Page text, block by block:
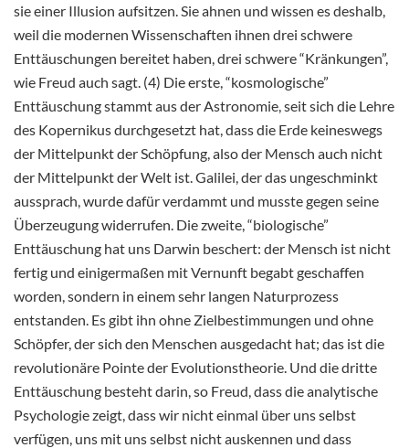
sie einer Illusion aufsitzen. Sie ahnen und wissen es deshalb,
weil die modernen Wissenschaften ihnen drei schwere
Enttäuschungen bereitet haben, drei schwere “Kränkungen”,
wie Freud auch sagt. (4) Die erste, “kosmologische”
Enttäuschung stammt aus der Astronomie, seit sich die Lehre
des Kopernikus durchgesetzt hat, dass die Erde keineswegs
der Mittelpunkt der Schöpfung, also der Mensch auch nicht
der Mittelpunkt der Welt ist. Galilei, der das ungeschminkt
aussprach, wurde dafür verdammt und musste gegen seine
Überzeugung widerrufen. Die zweite, “biologische”
Enttäuschung hat uns Darwin beschert: der Mensch ist nicht
fertig und einigermaßen mit Vernunft begabt geschaffen
worden, sondern in einem sehr langen Naturprozess
entstanden. Es gibt ihn ohne Zielbestimmungen und ohne
Schöpfer, der sich den Menschen ausgedacht hat; das ist die
revolutionäre Pointe der Evolutionstheorie. Und die dritte
Enttäuschung besteht darin, so Freud, dass die analytische
Psychologie zeigt, dass wir nicht einmal über uns selbst
verfügen, uns mit uns selbst nicht auskennen und dass